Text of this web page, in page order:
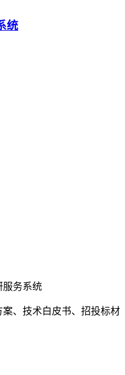
服务系统
、技术白皮书、招投标材